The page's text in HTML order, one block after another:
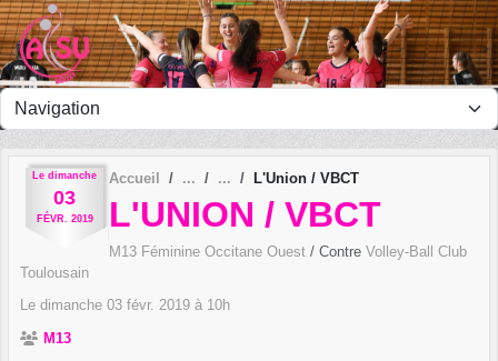
Le dimanche
03
FÉVR. 2019
Accueil L'Union / VBCT
L'UNION / VBCT
M13 Féminine Occitane Ouest / Contre Volley-Ball Club
Toulousain
Le dimanche 03 févr. 2019 à 10h
M13
Panneau de gestion des cookies